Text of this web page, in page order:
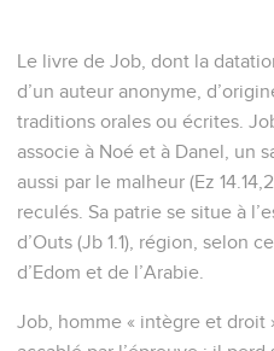
Le livre de Job, dont la
d’un auteur anonyme,
traditions orales ou écrites.
associe à Noé et à Danel, un
aussi par le malheur (Ez
reculés. Sa patrie se situe à
d’Outs (Jb 1.1), région, selon
d’Edom et de l’Arabie.
Job, homme « intègre et droit